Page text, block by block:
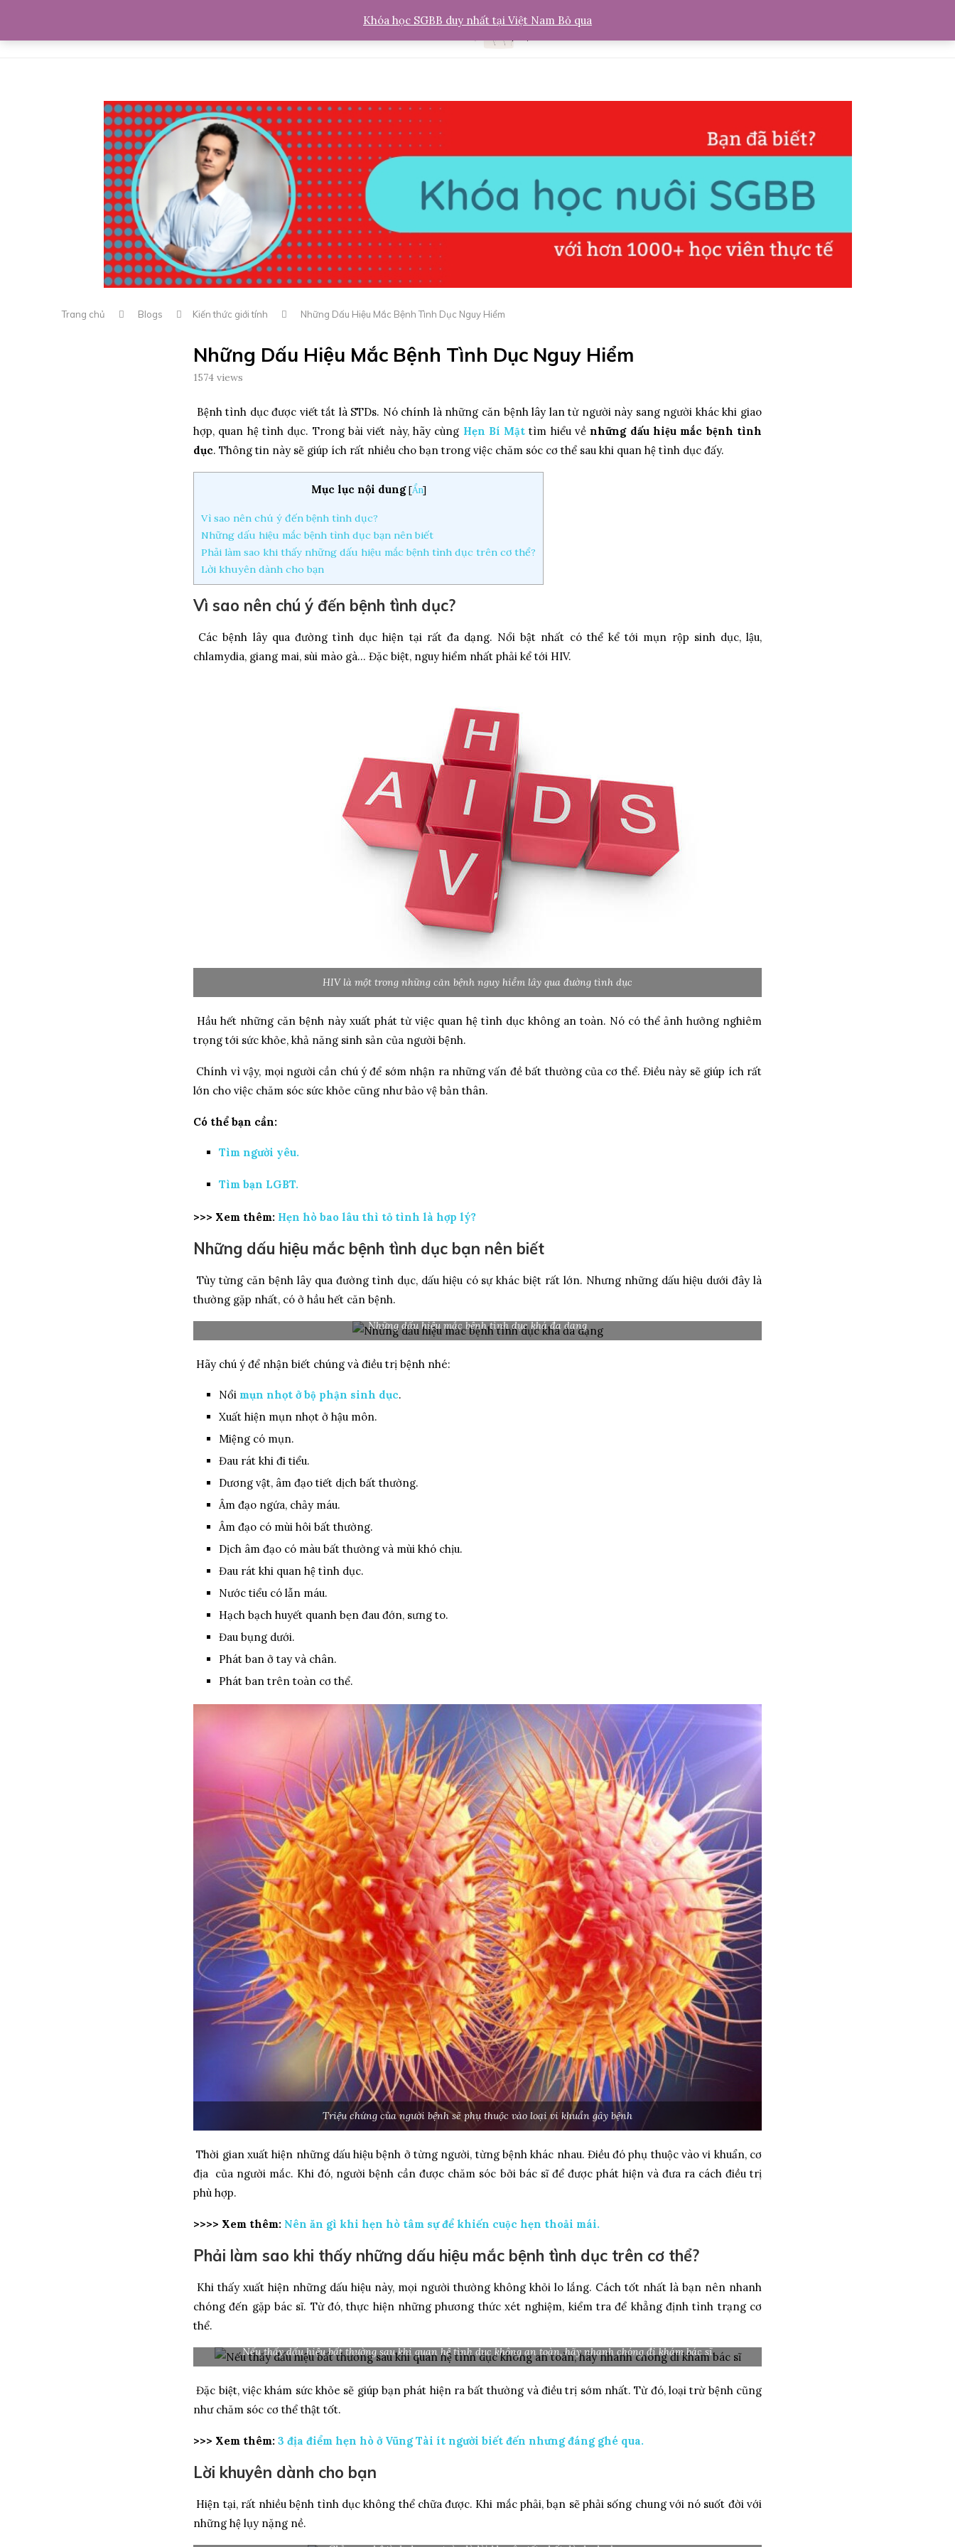
Trang chủ Blogs Kiến thức giới tính Những Dấu Hiệu Mắc Bệnh Tình Dục Nguy Hiểm
Những Dấu Hiệu Mắc Bệnh Tình Dục Nguy Hiểm
1574 views
Bệnh tình dục được viết tắt là STDs. Nó chính là những căn bệnh lây lan từ người này sang người khác khi giao
hợp, quan hệ tình dục. Trong bài viết này, hãy cùng Hẹn Bí Mật tìm hiểu vềnhững dấu hiệu mắc bệnh tình
dục. Thông tin này sẽ giúp ích rất nhiều cho bạn trong việc chăm sóc cơ thể sau khi quan hệ tình dục đấy.
Mục lục nội dung [Ẩn]
Vì sao nên chú ý đến bệnh tình dục?
Những dấu hiệu mắc bệnh tình dục bạn nên biết
Phải làm sao khi thấy những dấu hiệu mắc bệnh tình dục trên cơ thể?
Lời khuyên dành cho bạn
Vì sao nên chú ý đến bệnh tình dục?
Các bệnh lây qua đường tình dục hiện tại rất đa dạng. Nổi bật nhất có thể kể tới mụn rộp sinh dục, lậu,
chlamydia, giang mai, sùi mào gà… Đặc biệt, nguy hiểm nhất phải kể tới HIV.
HIV là một trong những căn bệnh nguy hiểm lây qua đường tình dục
Hầu hết những căn bệnh này xuất phát từ việc quan hệ tình dục không an toàn. Nó có thể ảnh hưởng nghiêm
trọng tới sức khỏe, khả năng sinh sản của người bệnh.
Chính vì vậy, mọi người cần chú ý để sớm nhận ra những vấn đề bất thường của cơ thể. Điều này sẽ giúp ích rất
lớn cho việc chăm sóc sức khỏe cũng như bảo vệ bản thân.
Có thể bạn cần:
Tìm người yêu.
Tìm bạn LGBT.
>>> Xem thêm: Hẹn hò bao lâu thì tỏ tình là hợp lý?
Những dấu hiệu mắc bệnh tình dục bạn nên biết
Tùy từng căn bệnh lây qua đường tình dục, dấu hiệu có sự khác biệt rất lớn. Nhưng những dấu hiệu dưới đây là
thường gặp nhất, có ở hầu hết căn bệnh.
Những dấu hiệu mắc bệnh tình dục khá đa dạng
Hãy chú ý để nhận biết chúng và điều trị bệnh nhé:
Nổi mụn nhọt ở bộ phận sinh dục.
Xuất hiện mụn nhọt ở hậu môn.
Miệng có mụn.
Đau rát khi đi tiểu.
Dương vật, âm đạo tiết dịch bất thường.
Âm đạo ngứa, chảy máu.
Âm đạo có mùi hôi bất thường.
Dịch âm đạo có màu bất thường và mùi khó chịu.
Đau rát khi quan hệ tình dục.
Nước tiểu có lẫn máu.
Hạch bạch huyết quanh bẹn đau đớn, sưng to.
Đau bụng dưới.
Phát ban ở tay và chân.
Phát ban trên toàn cơ thể.
Triệu chứng của người bệnh sẽ phụ thuộc vào loại vi khuẩn gây bệnh
Thời gian xuất hiện những dấu hiệu bệnh ở từng người, từng bệnh khác nhau. Điều đó phụ thuộc vào vi khuẩn, cơ
địa của người mắc. Khi đó, người bệnh cần được chăm sóc bởi bác sĩ để được phát hiện và đưa ra cách điều trị
phù hợp.
>>>> Xem thêm: Nên ăn gì khi hẹn hò tâm sự để khiến cuộc hẹn thoải mái.
Phải làm sao khi thấy những dấu hiệu mắc bệnh tình dục trên cơ thể?
Khi thấy xuất hiện những dấu hiệu này, mọi người thường không khỏi lo lắng. Cách tốt nhất là bạn nên nhanh
chóng đến gặp bác sĩ. Từ đó, thực hiện những phương thức xét nghiệm, kiểm tra để khẳng định tình trạng cơ
thể.
Nếu thấy dấu hiệu bất thường sau khi quan hệ tình dục không an toàn, hãy nhanh chóng đi khám bác sĩ
Đặc biệt, việc khám sức khỏe sẽ giúp bạn phát hiện ra bất thường và điều trị sớm nhất. Từ đó, loại trừ bệnh cũng
như chăm sóc cơ thể thật tốt.
>>> Xem thêm: 3 địa điểm hẹn hò ở Vũng Tài ít người biết đến nhưng đáng ghé qua.
Lời khuyên dành cho bạn
Hiện tại, rất nhiều bệnh tình dục không thể chữa được. Khi mắc phải, bạn sẽ phải sống chung với nó suốt đời với
những hệ lụy nặng nề.
Khóa học SGBB duy nhất tại Việt Nam Bỏ qua